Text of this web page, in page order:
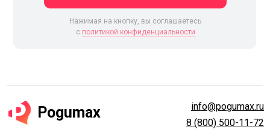
Нажимая на кнопку, вы соглашаетесь
c политикой конфиденциальности
8 (800) 500-11-72
info@pogumax.ru
Pogumax